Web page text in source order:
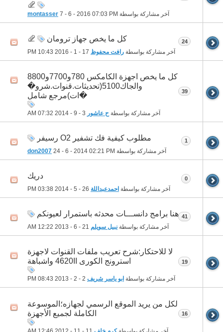
آخر مشاركة بواسطة montasser 7 - 6 - 2016 07:03 PM
كل ما يخص جهاز ترومان
آخر مشاركة بواسطة رافت محفوظ 10:43 PM
24
كل ما يخص اجهزة الكامكس 780و7700و8800
والجاك5100(تحديثات.قنوات.شرو�
�ات)مرجع شامل
آخر مشاركة بواسطة ح عاشور 07:32 AM
39
مطلوب كيفية فك تشفير O2 رسيفر
آخر مشاركة بواسطة don2007 24 - 6 - 2014 02:21 PM
1
دريك
آخر مشاركة بواسطة احمدعبداللة 03:38 PM
0
هنا برامج دانســـات محدثه باستمرار لعيونكم
آخر مشاركة بواسطة نبيل سويلم 12:22 AM
41
لا للاحتكار:شرح تعريب ملفات القنوات لاجهزة
استرونج الكورى 4620II واشباهة
آخر مشاركة بواسطة ابو ياسر شريف 08:43 PM
19
لكل من يريد الموقع الرسمي لجهازه؛الموسوعة
الكاملة لجميع الأجهزة
16